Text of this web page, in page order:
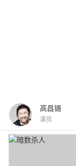
高昌锡
演员